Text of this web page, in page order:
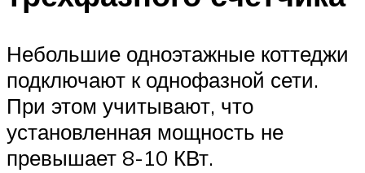
Небольшие одноэтажные коттеджи
подключают к однофазной сети.
При этом учитывают, что
установленная мощность не
превышает 8-10 КВт.